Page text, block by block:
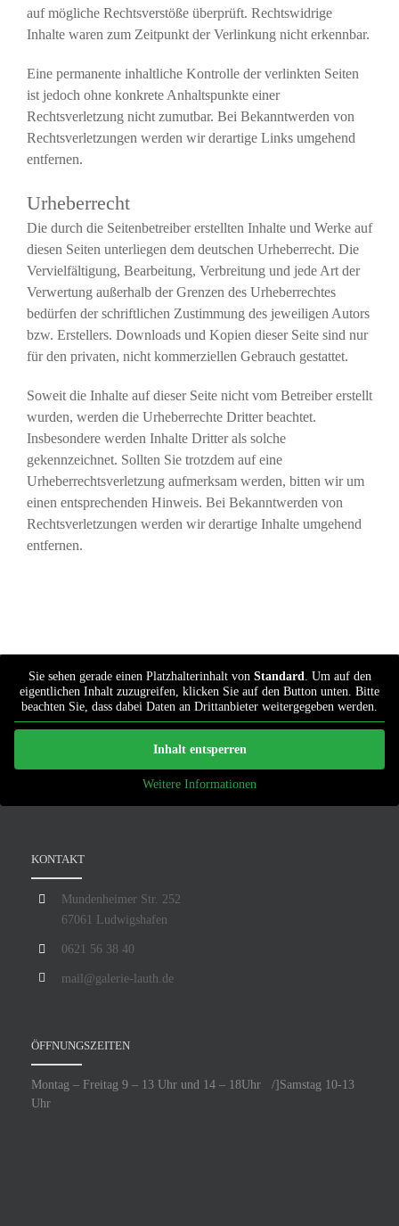
auf mögliche Rechtsverstöße überprüft. Rechtswidrige
Inhalte waren zum Zeitpunkt der Verlinkung nicht erkennbar.
Eine permanente inhaltliche Kontrolle der verlinkten Seiten
ist jedoch ohne konkrete Anhaltspunkte einer
Rechtsverletzung nicht zumutbar. Bei Bekanntwerden von
Rechtsverletzungen werden wir derartige Links umgehend
entfernen.
Urheberrecht
Die durch die Seitenbetreiber erstellten Inhalte und Werke auf
diesen Seiten unterliegen dem deutschen Urheberrecht. Die
Vervielfältigung, Bearbeitung, Verbreitung und jede Art der
Verwertung außerhalb der Grenzen des Urheberrechtes
bedürfen der schriftlichen Zustimmung des jeweiligen Autors
bzw. Erstellers. Downloads und Kopien dieser Seite sind nur
für den privaten, nicht kommerziellen Gebrauch gestattet.
Soweit die Inhalte auf dieser Seite nicht vom Betreiber erstellt
wurden, werden die Urheberrechte Dritter beachtet.
Insbesondere werden Inhalte Dritter als solche
gekennzeichnet. Sollten Sie trotzdem auf eine
Urheberrechtsverletzung aufmerksam werden, bitten wir um
einen entsprechenden Hinweis. Bei Bekanntwerden von
Rechtsverletzungen werden wir derartige Inhalte umgehend
entfernen.
Sie sehen gerade einen Platzhalterinhalt von Standard. Um auf den
eigentlichen Inhalt zuzugreifen, klicken Sie auf den Button unten. Bitte
beachten Sie, dass dabei Daten an Drittanbieter weitergegeben werden.
Inhalt entsperren
Weitere Informationen
KONTAKT
Mundenheimer Str. 252
67061 Ludwigshafen
0621 56 38 40
mail@galerie-lauth.de
ÖFFNUNGSZEITEN
Montag – Freitag 9 – 13 Uhr und 14 – 18Uhr /]Samstag 10-13
Uhr